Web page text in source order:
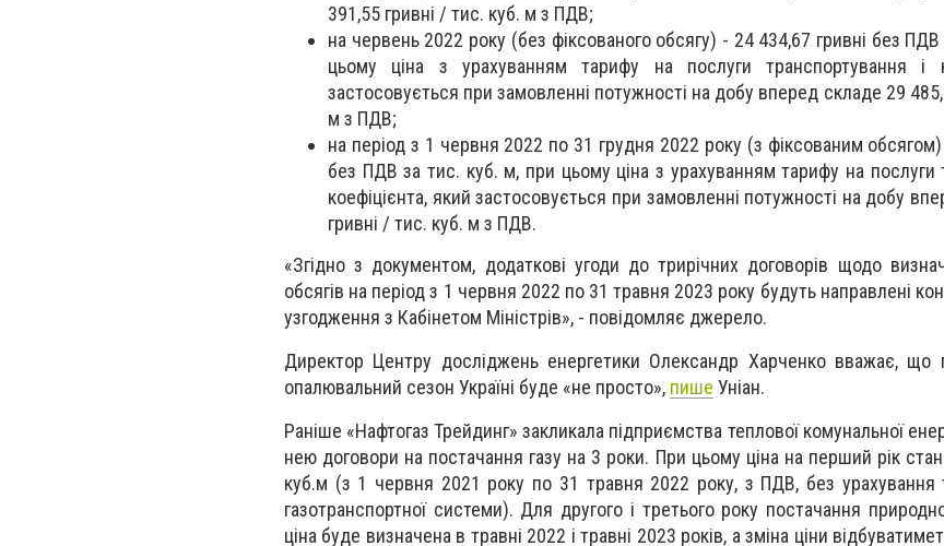
391,55 гривні / тис. куб. м з ПДВ;
на червень 2022 року (без фіксованого обсягу) - 24 434,67 гривні без
цьому ціна з урахуванням тарифу на послуги транспортування і
застосовується при замовленні потужності на добу вперед складе 29
м з ПДВ;
на період з 1 червня 2022 по 31 грудня 2022 року (з фіксованим
без ПДВ за тис. куб. м, при цьому ціна з урахуванням тарифу на послуги
коефіцієнта, який застосовується при замовленні потужності на добу
гривні / тис. куб. м з ПДВ.
«Згідно з документом, додаткові угоди до трирічних договорів щодо
обсягів на період з 1 червня 2022 по 31 травня 2023 року будуть направлені
узгодження з Кабінетом Міністрів», - повідомляє джерело.
Директор Центру досліджень енергетики Олександр Харченко вважає, що
опалювальний сезон Україні буде «не просто», пише Уніан.
Раніше «Нафтогаз Трейдинг» закликала підприємства теплової комунальної
нею договори на постачання газу на 3 роки. При цьому ціна на перший рік
куб.м (з 1 червня 2021 року по 31 травня 2022 року, з ПДВ, без урахування
газотранспортної системи). Для другого і третього року постачання
ціна буде визначена в травні 2022 і травні 2023 років, а зміна ціни